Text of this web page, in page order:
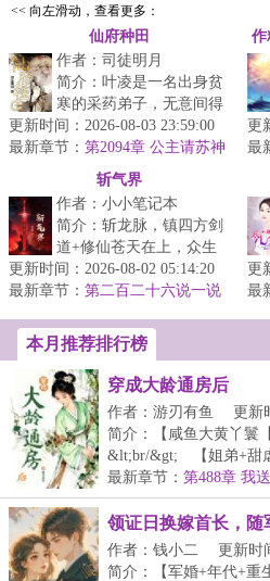
<< 向左滑动，查看更多：
仙府种田
作者：司徒明月
简介：叶凌是一名出身贫
寒的采药弟子，无意间得
到一个蕴藏仙府的玉佩，
从此踏上真正的修仙之
路。在这座神...
更新时间：2026-08-03 23:59:00
最新章节： 第2094章 公主请苏神
作
更
最
斩气界
作者：小小笔记本
简介：斩龙脉，镇四方剑
道+修仙苍天在上，众生
渺小，何为正义！何为挫
折！何为磨难！不过是浮
更新时间：2026-08-02 05:14:20
最新章节： 第二百二十六说一说
更
最
本月推荐排行榜
穿成大龄通房后
作者：游刃有鱼
更新
简介：【咸鱼大黄丫鬟
&lt;br/&gt; 【姐弟+甜
食+宅斗...
最新章节： 第488章 我
领证日换嫁首长，随
作者：钱小二
更新时
简介：【军婚+年代+重